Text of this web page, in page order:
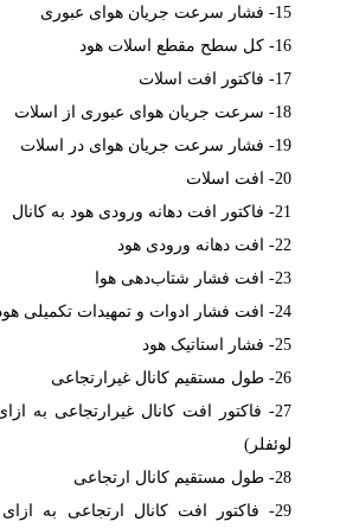
15- فشار سرعت جریان هوای عبوری
16- کل سطح مقطع اسلات هود
17- فاکتور افت اسلات
18- سرعت جریان هوای عبوری از اسلات
19- فشار سرعت جریان هوای در اسلات
20- افت اسلات
21- فاکتور افت دهانه ورودی هود به کانال
22- افت دهانه ورودی هود
23- افت فشار شتاب‌دهی هوا
24- افت فشار ادوات و تمهیدات تکمیلی هود
25- فشار استاتیک هود
26- طول مستقیم کانال غیرارتجاعی
27- فاکتور افت کانال غیرارتجاعی به
لوئفلر)
28- طول مستقیم کانال ارتجاعی
29- فاکتور افت کانال ارتجاعی به